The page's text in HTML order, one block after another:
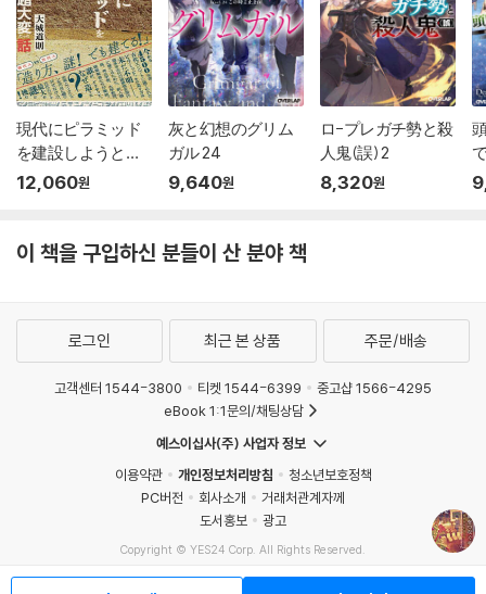
現代にピラミッド
を建設しようとし
たら,超
12,060원
灰と幻想のグリム
ガル 24
9,640원
ロ-プレガチ勢と殺
人鬼(誤) 2
8,320원
이 책을 구입하신 분들이 산 분야 책
로그인 최근 본 상품 주문/배송
고객센터 1544-3800 티켓 1544-6399
중고샵 1566-4295
eBook 1:1문의/채팅상담
예스이십사(주) 사업자 정보
이용약관
개인정보처리방침
청소년보호정책
PC버전
회사소개
거래처관계자께
도서홍보
광고
Copyright © YES24 Corp. All Rights Reserved.